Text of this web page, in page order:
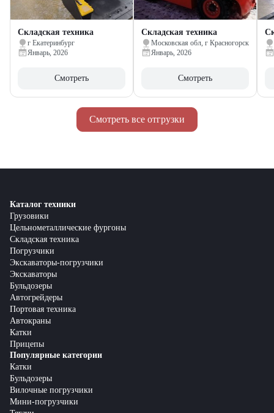
Смотреть все отгрузки
Складская техника
г Екатеринбург
Январь, 2026
Смотреть
Складская техника
Московская обл, г Красногорск
Январь, 2026
Смотреть
Каталог техники
Грузовики
Цельнометаллические фургоны
Складская техника
Погрузчики
Экскаваторы-погрузчики
Экскаваторы
Бульдозеры
Автогрейдеры
Портовая техника
Автокраны
Катки
Прицепы
Популярные категории
Катки
Бульдозеры
Вилочные погрузчики
Мини-погрузчики